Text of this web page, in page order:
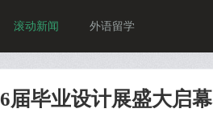
滚动新闻 外语留学
届毕业设计展盛大启幕